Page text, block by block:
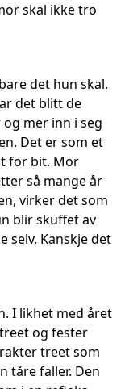
skal ikke tro
det hun skal.
det blitt de
mer inn i seg
Det er som et
for bit. Mor
så mange år
virker det som
blir skuffet av
selv. Kanskje det
I likhet med året
og fester
treet som
tåre faller. Den